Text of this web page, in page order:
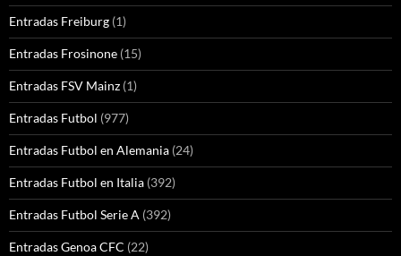
Entradas Freiburg (1)
Entradas Frosinone (15)
Entradas FSV Mainz (1)
Entradas Futbol (977)
Entradas Futbol en Alemania (24)
Entradas Futbol en Italia (392)
Entradas Futbol Serie A (392)
Entradas Genoa CFC (22)